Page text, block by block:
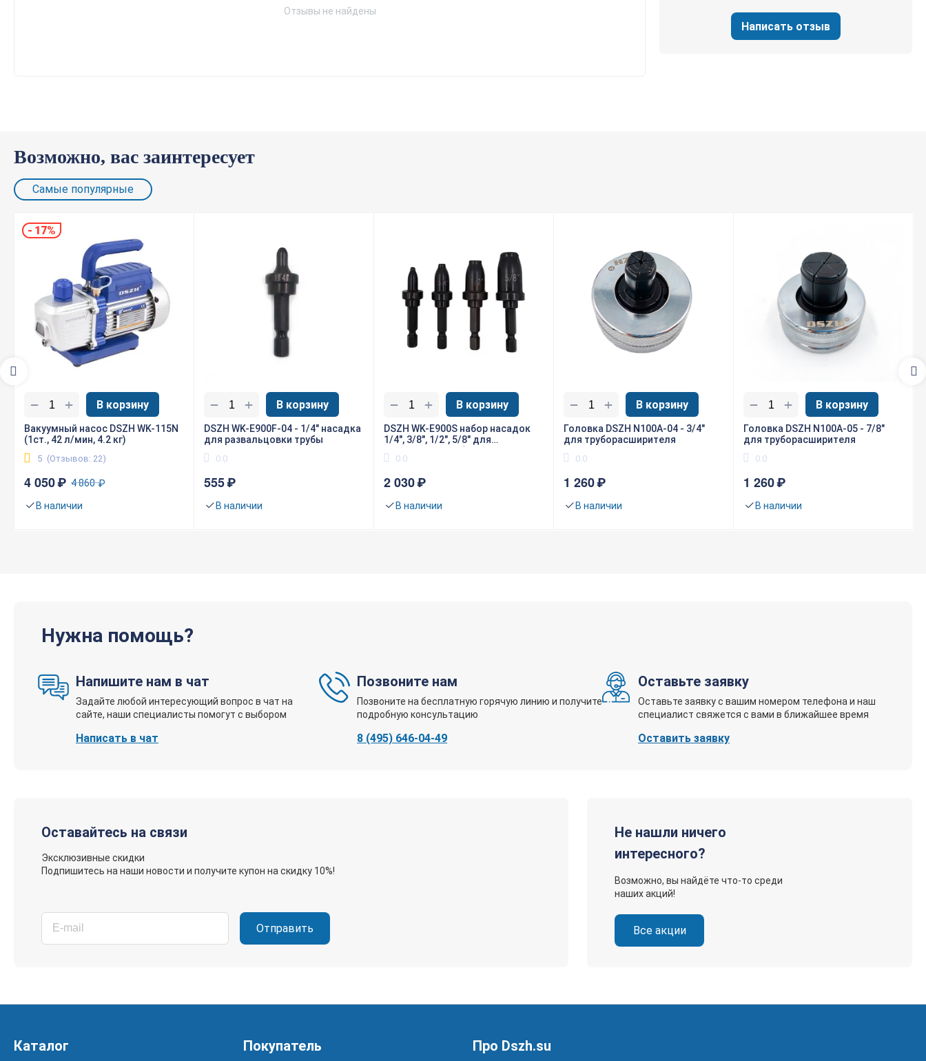
Отзывы не найдены
Написать отзыв
Возможно, вас заинтересует
Самые популярные
- 17%
Вакуумный насос DSZH WK-115N
(1ст., 42 л/мин, 4.2 кг)
(Отзывов: 22)
5
В наличии
4 860 ₽
4 050₽
В корзину
+
−
DSZH WK-E900F-04 - 1/4" насадка
для развальцовки трубы
0.0
В наличии
555₽
В корзину
+
−
DSZH WK-E900S набор насадок
1/4", 3/8", 1/2", 5/8" для
0.0
В наличии
2 030₽
В корзину
+
−
Головка DSZH N100A-04 - 3/4"
для труборасширителя
0.0
В наличии
1 260₽
В корзину
+
−
Головка DSZH N100A-05 - 7/8"
для труборасширителя
0.0
В наличии
1 260₽
В корзину
+
−
Нужна помощь?
Напишите нам в чат
Задайте любой интересующий вопрос в чат на
сайте, наши специалисты помогут с выбором
Написать в чат
Позвоните нам
Позвоните на бесплатную горячую линию и получите
подробную консультацию
8 (495) 646-04-49
Оставьте заявку
Оставьте заявку с вашим номером телефона и наш
специалист свяжется с вами в ближайшее время
Оставить заявку
Оставайтесь на связи
Эксклюзивные скидки
Подпишитесь на наши новости и получите купон на скидку 10%!
Отправить
Не нашли ничего
интересного?
Возможно, вы найдёте что-то среди
наших акций!
Все акции
Каталог Покупатель Про Dszh.su